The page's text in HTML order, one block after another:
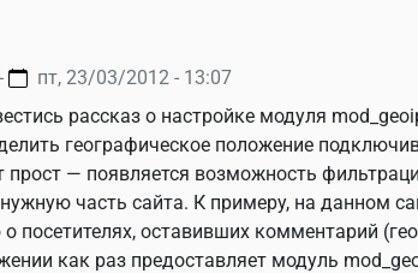
-
пт, 23/03/2012 - 13:07
рассказ о настройке модуля
географическое положение
прост — появляется возможность
часть сайта. К примеру, на данном
посетителях, оставивших комментарий
как раз предоставляет модуль